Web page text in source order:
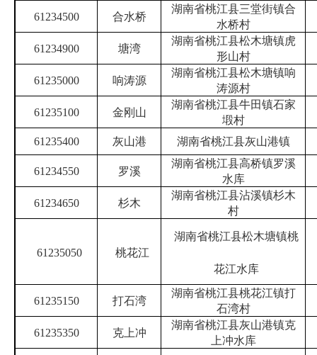
61234500
合水桥
湖南省桃江县三堂街镇合
水桥村
61234900
塘湾
湖南省桃江县松木塘镇虎
形山村
61235000
响涛源
湖南省桃江县松木塘镇响
涛源村
61235100
金刚山
湖南省桃江县牛田镇石家
塅村
61235400
灰山港 湖南省桃江县灰山港镇
61234550 罗溪
湖南省桃江县高桥镇罗溪
水库
61234650
杉木
湖南省桃江县沾溪镇杉木
村
61235050 桃花江
湖南省桃江县松木塘镇桃
花江水库
61235150 打石湾
湖南省桃江县桃花江镇打
石湾村
61235350
克上冲
湖南省桃江县灰山港镇克
上冲水库